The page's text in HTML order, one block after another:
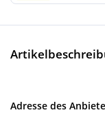
Adresse des